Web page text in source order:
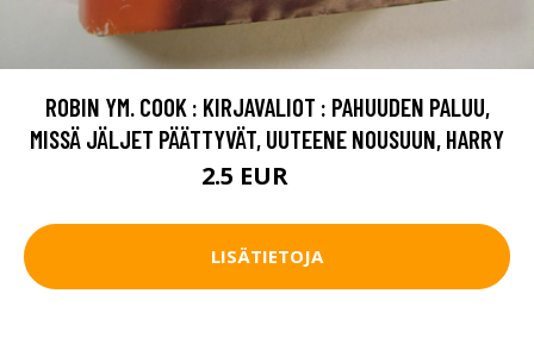
ROBIN YM. COOK : KIRJAVALIOT : PAHUUDEN PALUU,
MISSÄ JÄLJET PÄÄTTYVÄT, UUTEENE NOUSUUN, HARRY
2.5 EUR
LISÄTIETOJA